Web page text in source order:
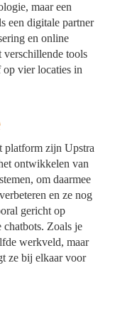
maar een
een digitale partner
en online
tools
op vier locaties in
platform zijn Upstra
ontwikkelen van
om daarmee
en ze nog
gericht op
chatbots. Zoals je
werkveld, maar
ze bij elkaar voor